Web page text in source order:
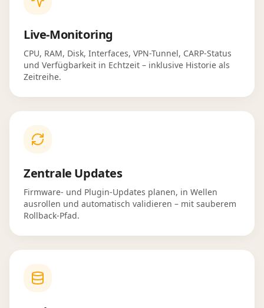
Live-Monitoring
CPU, RAM, Disk, Interfaces, VPN-Tunnel, CARP-Status
und Verfügbarkeit in Echtzeit – inklusive Historie als
Zeitreihe.
Zentrale Updates
Firmware- und Plugin-Updates planen, in Wellen
ausrollen und automatisch validieren – mit sauberem
Rollback-Pfad.